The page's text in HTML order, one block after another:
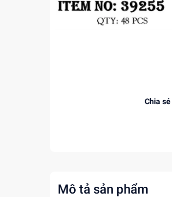
Chia sẻ
Mô tả sản phẩm